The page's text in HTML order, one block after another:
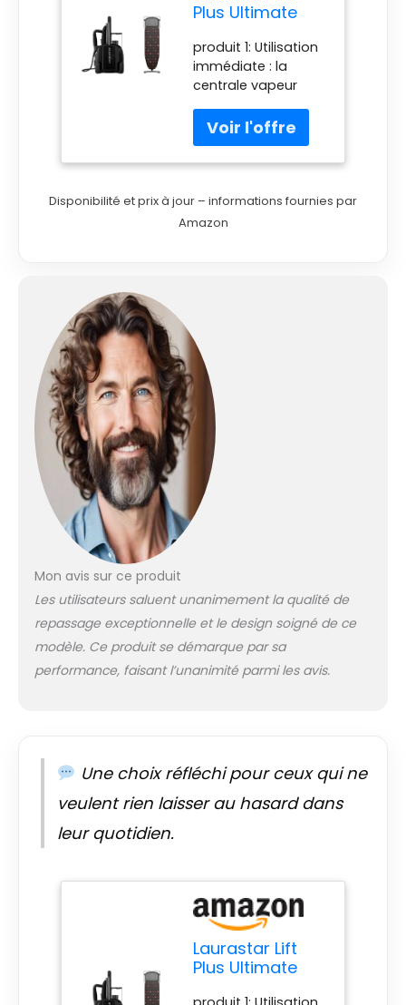
Plus Ultimate
155.0001.898
Table à
Repasser
Plusboard Lips,
Noir
produit 1: Utilisation
immédiate : la
centrale vapeur
Ultimate Black
bénéficie d’un
temps de chauffe
minutes. Longueur
du cordon
transporter grâce à
sa poignée et facile
à poser grâce à ses
pieds. Le bac à eau
rétroéclairé permet
de vérifier en un
instant le niveau
d’eau restant
produit 1:
Repassage en
Laurastar Lift Plus
Ultimate Black peut
contenir jusqu’à 1,1
litre et renferme un
filtre anticalcaire
sécurisée : La
centrale vapeur
Laurastar Lift Plus
stop » qui éteint
automatiquement
la centrale vapeur
au bout de dix
minutes de non-
de sécurité et
Disponibilité et prix à jour – informations fournies par
Amazon
Mon avis sur ce produit
Les utilisateurs saluent unanimement la qualité de
repassage exceptionnelle et le design soigné de ce
modèle. Ce produit se démarque par sa
performance, faisant l’unanimité parmi les avis.
Une choix réfléchi pour ceux qui ne
veulent rien laisser au hasard dans
leur quotidien.
Laurastar Lift
Plus Ultimate